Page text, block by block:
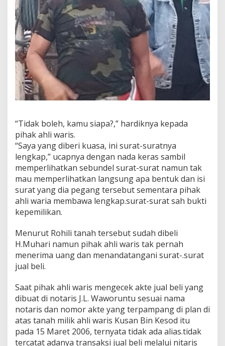
“Tidak boleh, kamu siapa?,” hardiknya kepada
pihak ahli waris.
“Saya yang diberi kuasa, ini surat-suratnya
lengkap,” ucapnya dengan nada keras sambil
memperlihatkan sebundel surat-surat namun tak
mau memperlihatkan langsung apa bentuk dan isi
surat yang dia pegang tersebut sementara pihak
ahli waria membawa lengkap.surat-surat sah bukti
kepemilikan.
Menurut Rohili tanah tersebut sudah dibeli
H.Muhari namun pihak ahli waris tak pernah
menerima uang dan menandatangani surat-.surat
jual beli.
Saat pihak ahli waris mengecek akte jual beli yang
dibuat di notaris J.L. Waworuntu sesuai nama
notaris dan nomor akte yang terpampang di plan di
atas tanah milik ahli waris Kusan Bin Kesod itu
pada 15 Maret 2006, ternyata tidak ada alias.tidak
tercatat adanya transaksi jual beli melalui nitaris